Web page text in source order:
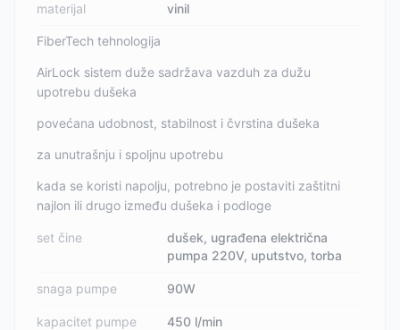
materijal vinil
FiberTech tehnologija
AirLock sistem duže sadržava vazduh za dužu
upotrebu dušeka
povećana udobnost, stabilnost i čvrstina dušeka
za unutrašnju i spoljnu upotrebu
kada se koristi napolju, potrebno je postaviti zaštitni
najlon ili drugo između dušeka i podloge
set čine
dušek, ugrađena električna
pumpa 220V, uputstvo, torba
snaga pumpe 90W
kapacitet pumpe 450 l/min